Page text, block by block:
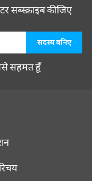
सब्स्क्राइब कीजिए
सहमत हूँ